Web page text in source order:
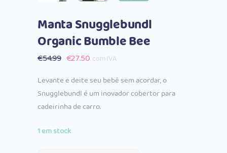
Manta Snugglebundl
Organic Bumble Bee
€54.99 O
original
era:
€54.99.
€27.50O
atual
é:
€27.50.
com IVA
Levante e deite seu bebê sem acordar, o
Snugglebundl é um inovador cobertor para
cadeirinha de carro.
1 em stock